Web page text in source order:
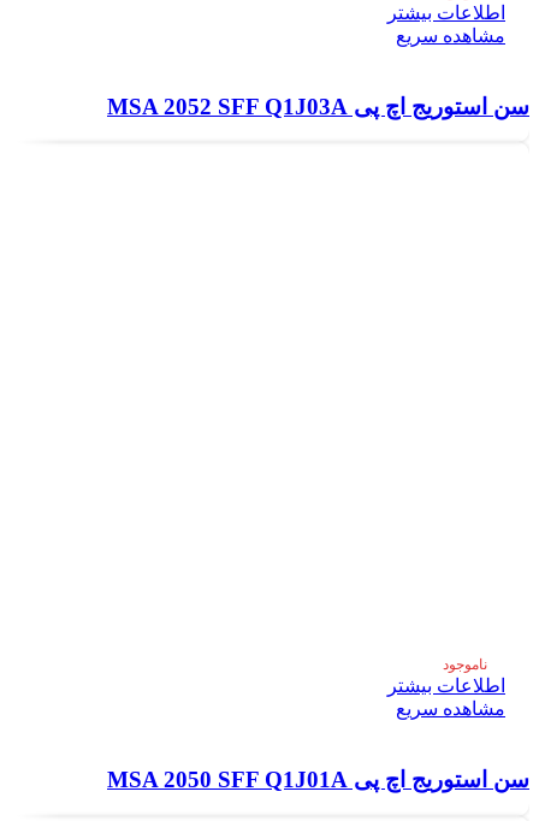
اطلاعات بیشتر
مشاهده سریع
سن استوریج اچ پی MSA 2052 SFF Q1J03A
ناموجود
اطلاعات بیشتر
مشاهده سریع
سن استوریج اچ پی MSA 2050 SFF Q1J01A